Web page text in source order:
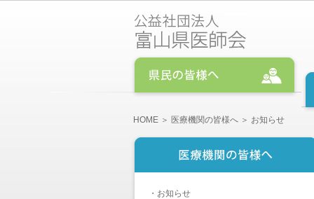
HOME ＞ 医療機関の皆様へ ＞ お知らせ
・ お知らせ